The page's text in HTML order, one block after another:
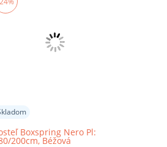
Boxspring Nero Pl:
200cm, Béžová